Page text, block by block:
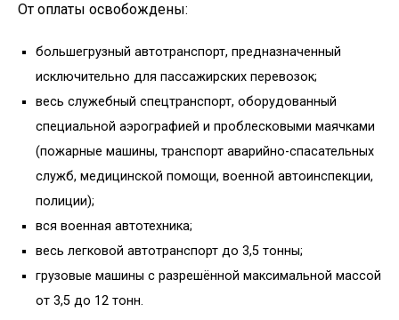
От оплаты освобождены:
большегрузный автотранспорт, предназначенный
исключительно для пассажирских перевозок;
весь служебный спецтранспорт, оборудованный
специальной аэрографией и проблесковыми маячками
(пожарные машины, транспорт аварийно-спасательных
служб, медицинской помощи, военной автоинспекции,
полиции);
вся военная автотехника;
весь легковой автотранспорт до 3,5 тонны;
грузовые машины с разрешённой максимальной массой
от 3,5 до 12 тонн.